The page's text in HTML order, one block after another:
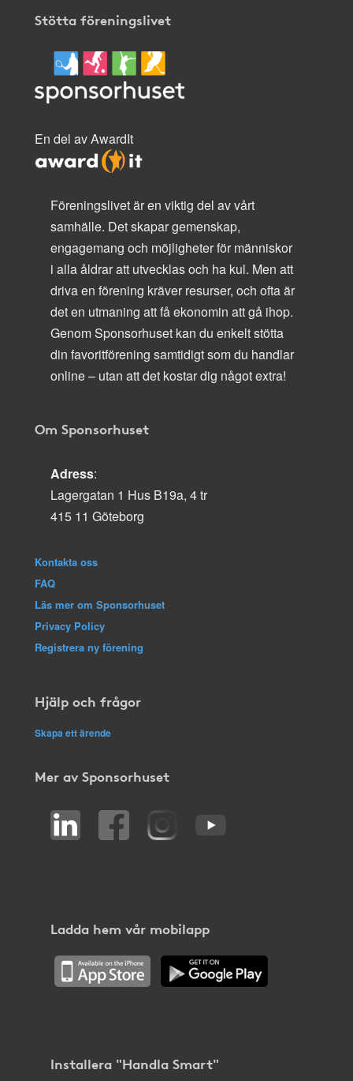
Stötta föreningslivet
En del av AwardIt
Föreningslivet är en viktig del av vårt
samhälle. Det skapar gemenskap,
engagemang och möjligheter för människor
i alla åldrar att utvecklas och ha kul. Men att
driva en förening kräver resurser, och ofta är
det en utmaning att få ekonomin att gå ihop.
Genom Sponsorhuset kan du enkelt stötta
din favoritförening samtidigt som du handlar
online – utan att det kostar dig något extra!
Om Sponsorhuset
Adress:
Lagergatan 1 Hus B19a, 4 tr
415 11 Göteborg
Kontakta oss
FAQ
Läs mer om Sponsorhuset
Privacy Policy
Registrera ny förening
Hjälp och frågor
Skapa ett ärende
Mer av Sponsorhuset
Ladda hem vår mobilapp
Installera "Handla Smart"